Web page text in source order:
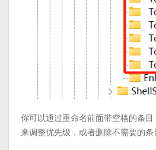
你可以通过重命名前面带空格的条目
来调整优先级，或者删除不需要的条